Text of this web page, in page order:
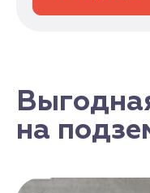
на